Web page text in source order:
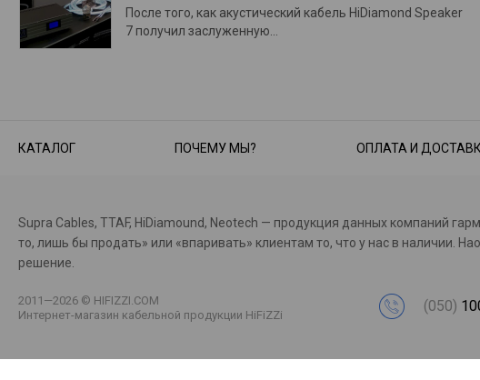
После того, как акустический кабель HiDiamond Speaker
7 получил заслуженную…
КАТАЛОГ ПОЧЕМУ МЫ? ОПЛАТА И
Supra Cables, TTAF, HiDiamound, Neotech — продукция данных компаний
то, лишь бы продать» или «впаривать» клиентам то, что у нас в
решение.
(050)
2011—2026 © HIFIZZI.COM
Интернет-магазин кабельной продукции HiFiZZi